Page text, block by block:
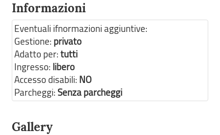
Informazioni
Eventuali ifnormazioni aggiuntive:
Gestione: privato
Adatto per:tutti
Ingresso: libero
Accesso disabili: NO
Parcheggi: Senza parcheggi
Gallery